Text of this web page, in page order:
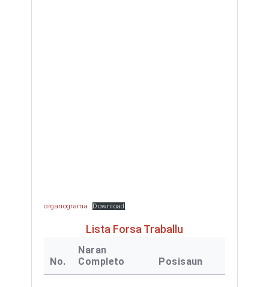
organograma Download
Lista Forsa Traballu
No.
Naran
Completo
Posisaun